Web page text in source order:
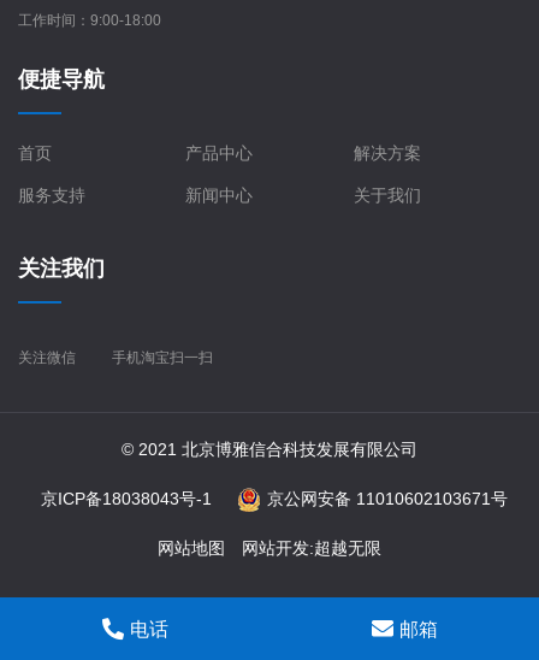
工作时间：9:00-18:00
便捷导航
首页 产品中心 解决方案
服务支持 新闻中心 关于我们
关注我们
关注微信 手机淘宝扫一扫
© 2021 北京博雅信合科技发展有限公司
京ICP备18038043号-1 京公网安备 11010602103671号
网站地图 网站开发:超越无限
电话 邮箱